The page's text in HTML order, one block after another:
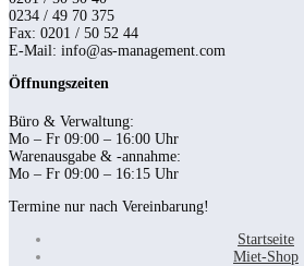
0234 / 49 70 375
Fax: 0201 / 50 52 44
E-Mail: info@as-management.com
Öffnungszeiten
Büro & Verwaltung:
Mo – Fr 09:00 – 16:00 Uhr
Warenausgabe & -annahme:
Mo – Fr 09:00 – 16:15 Uhr
Termine nur nach Vereinbarung!
Startseite
Miet-Shop